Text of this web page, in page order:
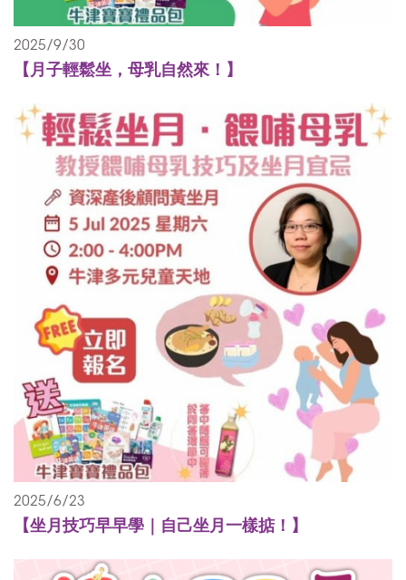
2025/9/30
【月子輕鬆坐，母乳自然來！】
2025/6/23
【坐月技巧早早學｜自己坐月一樣掂！】